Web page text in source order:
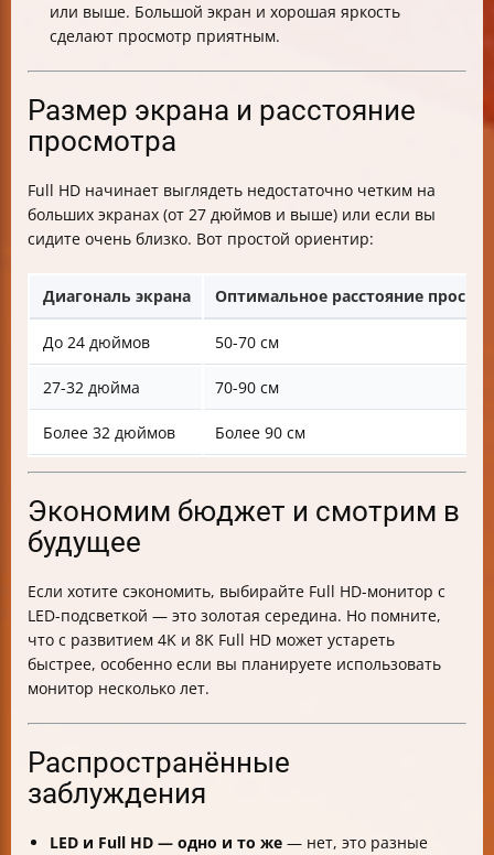
или выше. Большой экран и хорошая яркость
сделают просмотр приятным.
Размер экрана и расстояние
просмотра
Full HD начинает выглядеть недостаточно четким на
больших экранах (от 27 дюймов и выше) или если вы
сидите очень близко. Вот простой ориентир:
Диагональ экрана Оптимальное расстояние
До 24 дюймов 50-70 см
27-32 дюйма 70-90 см
Более 32 дюймов Более 90 см
Экономим бюджет и смотрим в
будущее
Если хотите сэкономить, выбирайте Full HD-монитор с
LED-подсветкой — это золотая середина. Но помните,
что с развитием 4K и 8K Full HD может устареть
быстрее, особенно если вы планируете использовать
монитор несколько лет.
Распространённые
заблуждения
LED и Full HD — одно и то же — нет, это разные